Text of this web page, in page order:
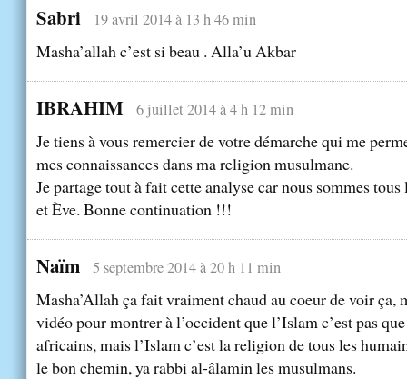
Sabri 19 avril 2014 à 13 h 46 min
Masha’allah c’est si beau . Alla’u Akbar
IBRAHIM 6 juillet 2014 à 4 h 12 min
Je tiens à vous remercier de votre démarche qui me
mes connaissances dans ma religion musulmane.
Je partage tout à fait cette analyse car nous sommes tous
et Ève. Bonne continuation !!!
Naïm 5 septembre 2014 à 20 h 11 min
Masha’Allah ça fait vraiment chaud au coeur de voir ça,
vidéo pour montrer à l’occident que l’Islam c’est pas
africains, mais l’Islam c’est la religion de tous les
le bon chemin, ya rabbi al-âlamin les musulmans.